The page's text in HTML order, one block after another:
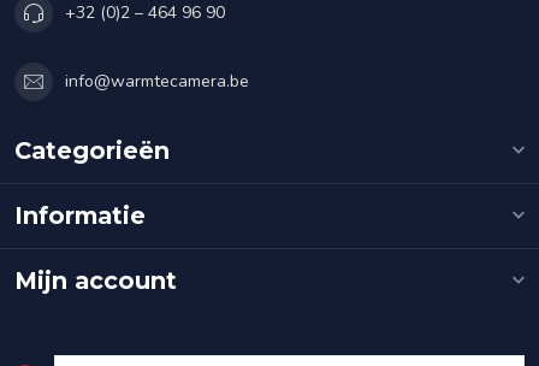
+32 (0)2 – 464 96 90
info@warmtecamera.be
Categorieën
Informatie
Mijn account